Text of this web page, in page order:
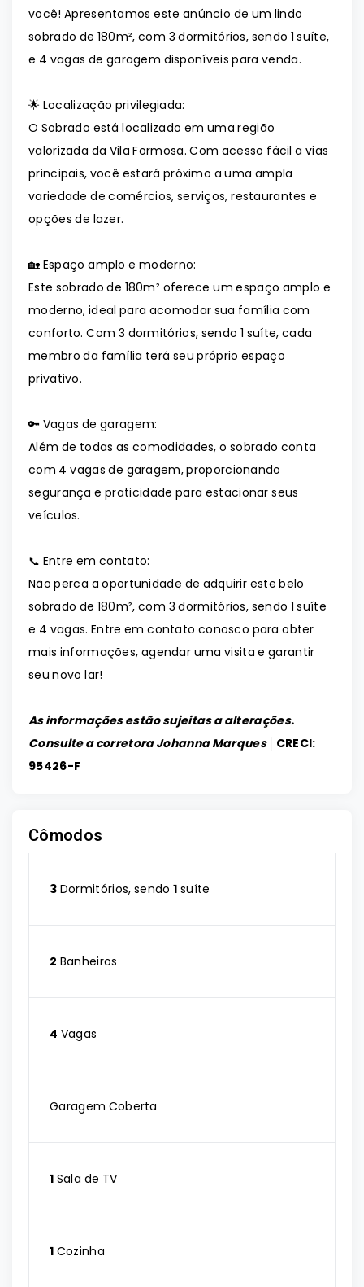
você! Apresentamos este anúncio de um lindo
sobrado de 180m², com 3 dormitórios, sendo 1 suíte,
e 4 vagas de garagem disponíveis para venda.
🌟 Localização privilegiada:
O Sobrado está localizado em uma região
valorizada da Vila Formosa. Com acesso fácil a vias
principais, você estará próximo a uma ampla
variedade de comércios, serviços, restaurantes e
opções de lazer.
🏡 Espaço amplo e moderno:
Este sobrado de 180m² oferece um espaço amplo e
moderno, ideal para acomodar sua família com
conforto. Com 3 dormitórios, sendo 1 suíte, cada
membro da família terá seu próprio espaço
privativo.
🔑 Vagas de garagem:
Além de todas as comodidades, o sobrado conta
com 4 vagas de garagem, proporcionando
segurança e praticidade para estacionar seus
veículos.
📞 Entre em contato:
Não perca a oportunidade de adquirir este belo
sobrado de 180m², com 3 dormitórios, sendo 1 suíte
e 4 vagas. Entre em contato conosco para obter
mais informações, agendar uma visita e garantir
seu novo lar!
As informações estão sujeitas a alterações.
Consulte a corretora Johanna Marques │ CRECI:
95426-F
Cômodos
3 Dormitórios, sendo1 suíte
2 Banheiros
4 Vagas
Garagem Coberta
1 Sala de TV
1 Cozinha